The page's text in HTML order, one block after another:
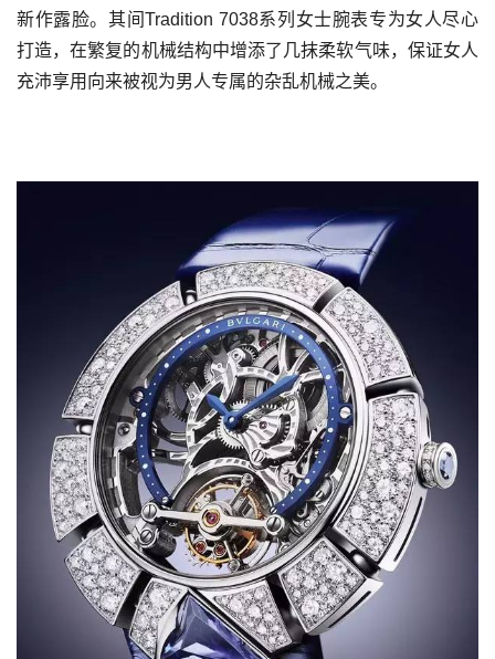
新作露脸。其间Tradition 7038系列女士腕表专为女人尽心
打造，在繁复的机械结构中增添了几抹柔软气味，保证女人